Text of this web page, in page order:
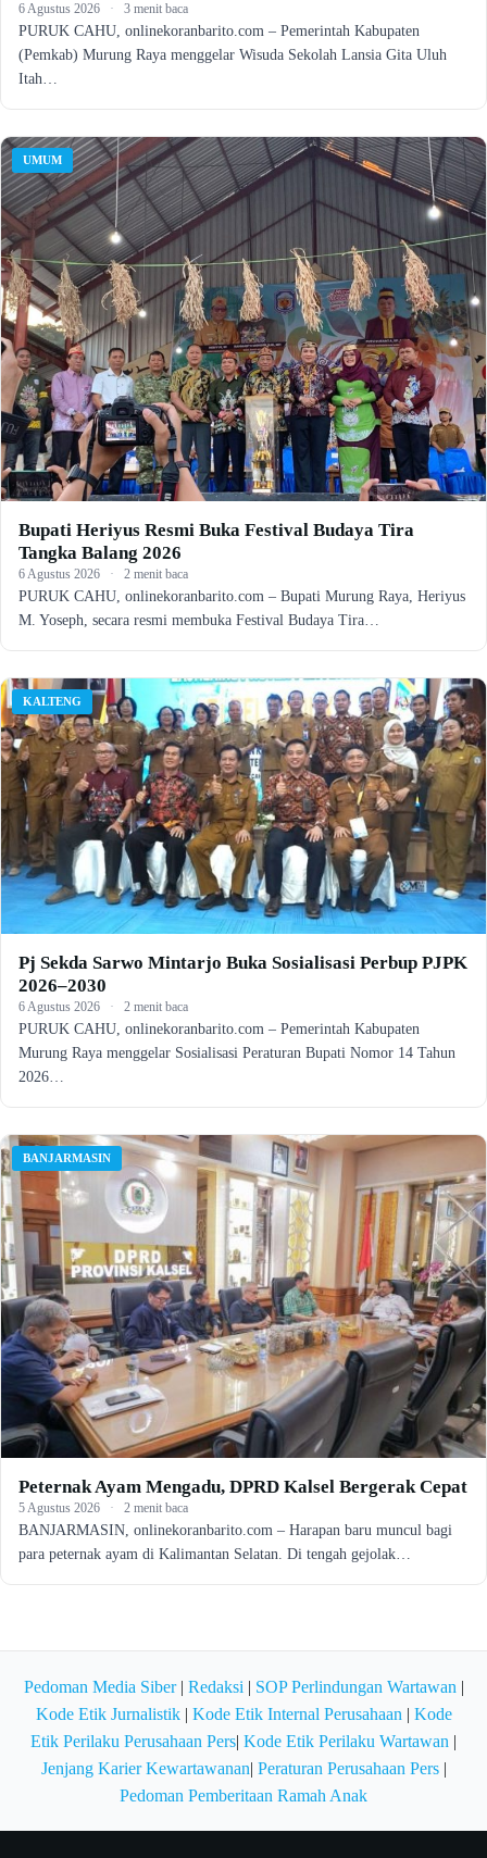
6 Agustus 2026 · 3 menit baca
PURUK CAHU, onlinekoranbarito.com – Pemerintah Kabupaten
(Pemkab) Murung Raya menggelar Wisuda Sekolah Lansia Gita Uluh
Itah…
UMUM
Bupati Heriyus Resmi Buka Festival Budaya Tira
Tangka Balang 2026
6 Agustus 2026 · 2 menit baca
PURUK CAHU, onlinekoranbarito.com – Bupati Murung Raya, Heriyus
M. Yoseph, secara resmi membuka Festival Budaya Tira…
KALTENG
Pj Sekda Sarwo Mintarjo Buka Sosialisasi Perbup PJPK
2026–2030
6 Agustus 2026 · 2 menit baca
PURUK CAHU, onlinekoranbarito.com – Pemerintah Kabupaten
Murung Raya menggelar Sosialisasi Peraturan Bupati Nomor 14 Tahun
2026…
BANJARMASIN
Peternak Ayam Mengadu, DPRD Kalsel Bergerak Cepat
5 Agustus 2026 · 2 menit baca
BANJARMASIN, onlinekoranbarito.com – Harapan baru muncul bagi
para peternak ayam di Kalimantan Selatan. Di tengah gejolak…
Pedoman Media Siber| Redaksi | SOP Perlindungan Wartawan |
Kode Etik Jurnalistik| Kode Etik Internal Perusahaan | Kode
Etik Perilaku Perusahaan Pers| Kode Etik Perilaku Wartawan |
Jenjang Karier Kewartawanan| Peraturan Perusahaan Pers|
Pedoman Pemberitaan Ramah Anak